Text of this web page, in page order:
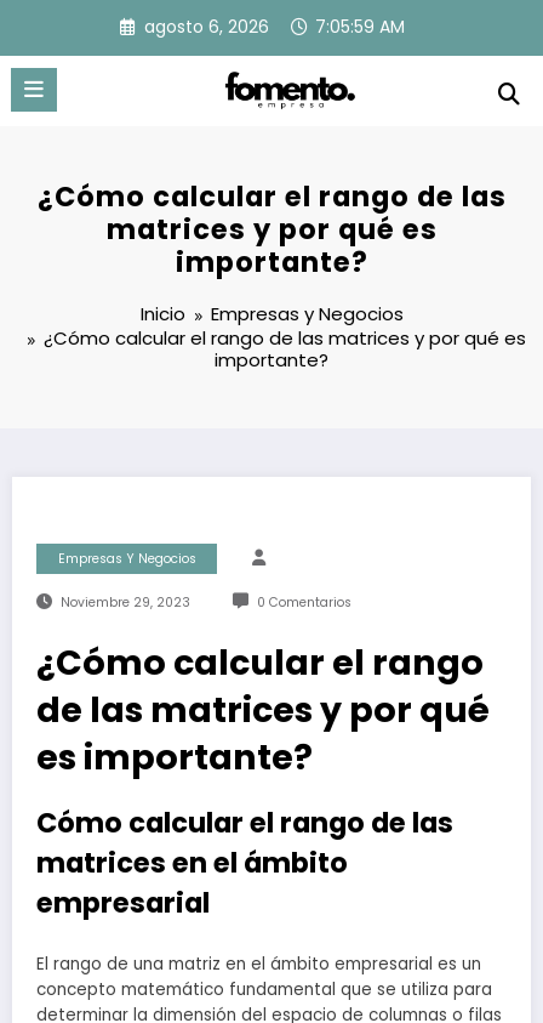
contenido
agosto 6, 2026 7:06:00 AM
¿Cómo calcular el rango de las
matrices y por qué es
importante?
Inicio
Empresas y Negocios
¿Cómo calcular el rango de las matrices y por qué es
importante?
Empresas Y Negocios
Noviembre 29, 2023 0 Comentarios
¿Cómo calcular el rango
de las matrices y por qué
es importante?
Cómo calcular el rango de las
matrices en el ámbito
empresarial
El rango de una matriz en el ámbito empresarial es un
concepto matemático fundamental que se utiliza para
determinar la dimensión del espacio de columnas o filas